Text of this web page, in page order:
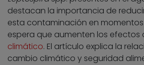
destacan la importancia de
esta contaminación en momentos
espera que aumenten los efectos
climático. El artículo explica la
cambio climático y seguridad